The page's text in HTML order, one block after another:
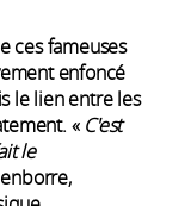
ces fameuses
enfoncé
le lien entre les
«C'est
le